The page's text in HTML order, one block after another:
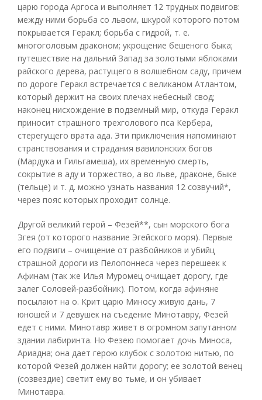
царю города Аргоса и выполняет 12 трудных подвигов:
между ними борьба со львом, шкурой которого потом
покрывается Геракл; борьба с гидрой, т. е.
многоголовым драконом; укрощение бешеного быка;
путешествие на дальний Запад за золотыми яблоками
райского дерева, растущего в волшебном саду, причем
по дороге Геракл встречается с великаном Атлантом,
который держит на своих плечах небесный свод;
наконец нисхождение в подземный мир, откуда Геракл
приносит страшного трехголового пса Кербера,
стерегущего врата ада. Эти приключения напоминают
странствования и страдания вавилонских богов
(Мардука и Гильгамеша), их временную смерть,
сокрытие в аду и торжество, а во льве, драконе, быке
(тельце) и т. д. можно узнать названия 12 созвучий*,
через пояс которых проходит солнце.
Другой великий герой – Фезей**, сын морского бога
Эгея (от которого название Эгейского моря). Первые
его подвиги – очищение от разбойников и убийц
страшной дороги из Пелопоннеса через перешеек к
Афинам (так же Илья Муромец очищает дорогу, где
залег Соловей-разбойник). Потом, когда афиняне
посылают на о. Крит царю Миносу живую дань, 7
юношей и 7 девушек на съедение Минотавру, Фезей
едет с ними. Минотавр живет в огромном запутанном
здании лабиринта. Но Фезею помогает дочь Миноса,
Ариадна; она дает герою клубок с золотою нитью, по
которой Фезей должен найти дорогу; ее золотой венец
(созвездие) светит ему во тьме, и он убивает
Минотавра.